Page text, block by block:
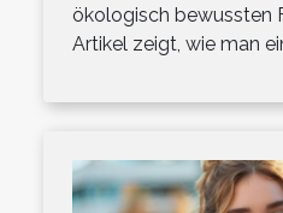
ökologisch bewussten
Artikel zeigt, wie man